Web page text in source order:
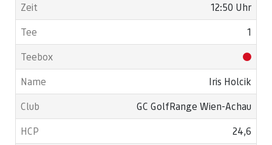
12:50 Uhr
1
Iris Holcik
GC GolfRange Wien-Achau
24,6